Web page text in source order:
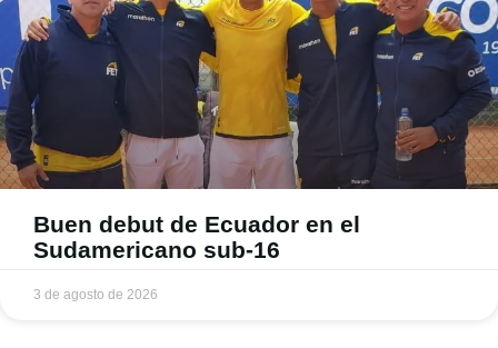
Buen debut de Ecuador en el
Sudamericano sub-16
3 de agosto de 2026